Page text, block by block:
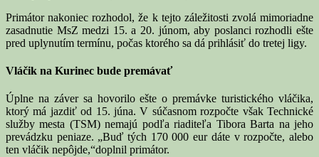
Primátor nakoniec rozhodol, že k tejto záležitosti zvolá mimoriadne
zasadnutie MsZ medzi 15. a 20. júnom, aby poslanci rozhodli ešte
pred uplynutím termínu, počas ktorého sa dá prihlásiť do tretej ligy.
Vláčik na Kurinec bude premávať
Úplne na záver sa hovorilo ešte o premávke turistického vláčika,
ktorý má jazdiť od 15. júna. V súčasnom rozpočte však Technické
služby mesta (TSM) nemajú podľa riaditeľa Tibora Barta na jeho
prevádzku peniaze. „Buď tých 170 000 eur dáte v rozpočte, alebo
ten vláčik nepôjde,“doplnil primátor.